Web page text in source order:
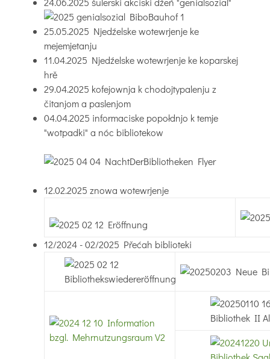
25.05.2025 Njedźelske wotewrjenje ke
mejemjetanju
11.04.2025 Njedźelske wotewrjenje ke koparskej
hrě
29.04.2025 kofejownja k chodojtypalenju z
čitanjom a paslenjom
04.04.2025 informaciske popołdnjo k temje
"wotpadki" a nóc bibliotekow
12.02.2025 znowa wotewrjenje
12/2024 - 02/2025 Přećah biblioteki